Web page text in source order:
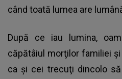
când toată lumea are
După ce iau lumina,
căpătâiul morţilor familiei
ca şi cei trecuţi dincolo